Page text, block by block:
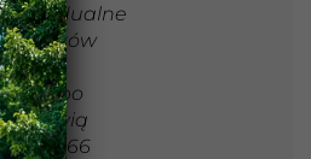
kosztów
jest po
art 66